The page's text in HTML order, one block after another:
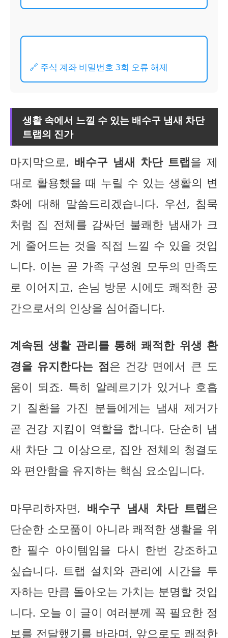
🔗 주식 계좌 비밀번호 3회 오류 해제
생활 속에서 느낄 수 있는 배수구 냄새 차단
트랩의 진가
마지막으로, 배수구 냄새 차단 트랩을 제
대로 활용했을 때 누릴 수 있는 생활의 변
화에 대해 말씀드리겠습니다. 우선, 침묵
처럼 집 전체를 감싸던 불쾌한 냄새가 크
게 줄어드는 것을 직접 느낄 수 있을 것입
니다. 이는 곧 가족 구성원 모두의 만족도
로 이어지고, 손님 방문 시에도 쾌적한 공
간으로서의 인상을 심어줍니다.
계속된 생활 관리를 통해 쾌적한 위생 환
경을 유지한다는 점은 건강 면에서 큰 도
움이 되죠. 특히 알레르기가 있거나 호흡
기 질환을 가진 분들에게는 냄새 제거가
곧 건강 지킴이 역할을 합니다. 단순히 냄
새 차단 그 이상으로, 집안 전체의 청결도
와 편안함을 유지하는 핵심 요소입니다.
마무리하자면, 배수구 냄새 차단 트랩은
단순한 소모품이 아니라 쾌적한 생활을 위
한 필수 아이템임을 다시 한번 강조하고
싶습니다. 트랩 설치와 관리에 시간을 투
자하는 만큼 돌아오는 가치는 분명할 것입
니다. 오늘 이 글이 여러분께 꼭 필요한 정
보를 전달했기를 바라며, 앞으로도 쾌적한